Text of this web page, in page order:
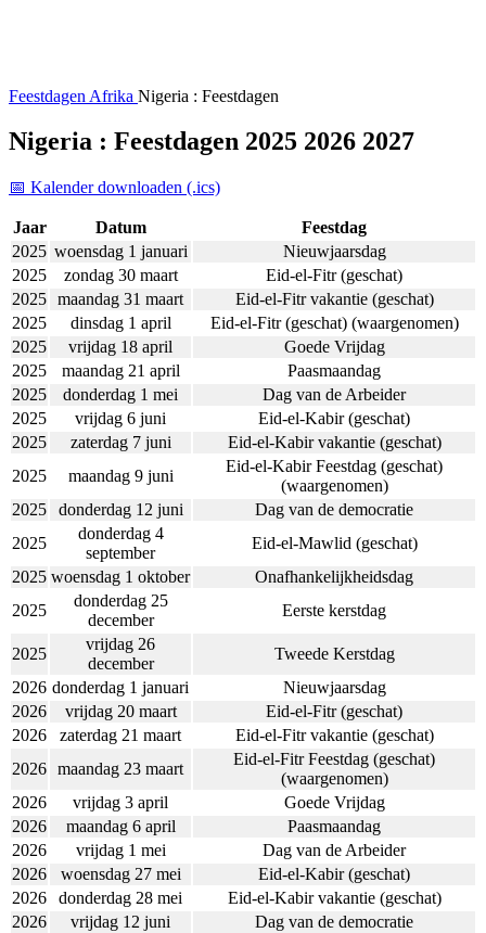
Feestdagen Afrika Nigeria : Feestdagen
Nigeria : Feestdagen 2025 2026 2027
📅 Kalender downloaden (.ics)
Jaar Datum
Feestdag
2025 woensdag 1 januari
Nieuwjaarsdag
2025
zondag 30 maart
Eid-el-Fitr (geschat)
2025 maandag 31 maart
Eid-el-Fitr vakantie (geschat)
2025
dinsdag 1 april
Eid-el-Fitr (geschat) (waargenomen)
2025
vrijdag 18 april
Goede Vrijdag
2025
maandag 21 april
Paasmaandag
2025
donderdag 1 mei
Dag van de Arbeider
2025
vrijdag 6 juni
Eid-el-Kabir (geschat)
2025
zaterdag 7 juni
Eid-el-Kabir vakantie (geschat)
2025
maandag 9 juni
Eid-el-Kabir Feestdag (geschat)
(waargenomen)
2025
donderdag 12 juni
Dag van de democratie
2025
donderdag 4
september
Eid-el-Mawlid (geschat)
2025 woensdag 1 oktober
Onafhankelijkheidsdag
2025
donderdag 25
december
Eerste kerstdag
2025
vrijdag 26
december
Tweede Kerstdag
2026 donderdag 1 januari
Nieuwjaarsdag
2026
vrijdag 20 maart
Eid-el-Fitr (geschat)
2026
zaterdag 21 maart
Eid-el-Fitr vakantie (geschat)
2026 maandag 23 maart
Eid-el-Fitr Feestdag (geschat)
(waargenomen)
2026
vrijdag 3 april
Goede Vrijdag
2026
maandag 6 april
Paasmaandag
2026
vrijdag 1 mei
Dag van de Arbeider
2026
woensdag 27 mei
Eid-el-Kabir (geschat)
2026
donderdag 28 mei
Eid-el-Kabir vakantie (geschat)
2026
vrijdag 12 juni
Dag van de democratie